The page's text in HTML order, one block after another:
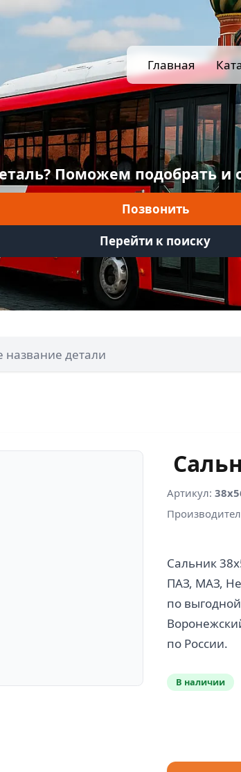
Главная
Поможем подобрать и
Позвонить
Перейти к поиску
Артикул:
Сальник
ПАЗ, МАЗ,
по
В наличии